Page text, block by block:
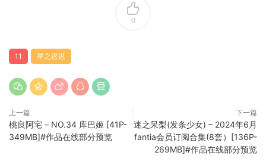
0
11 星之迟迟
上一篇
桃良阿宅 – NO.34 库巴姬 [41P-
349MB]#作品在线部分预览
下一篇
迷之呆梨(发条少女) – 2024年6月
fantia会员订阅合集(8套）[136P-
269MB]#作品在线部分预览